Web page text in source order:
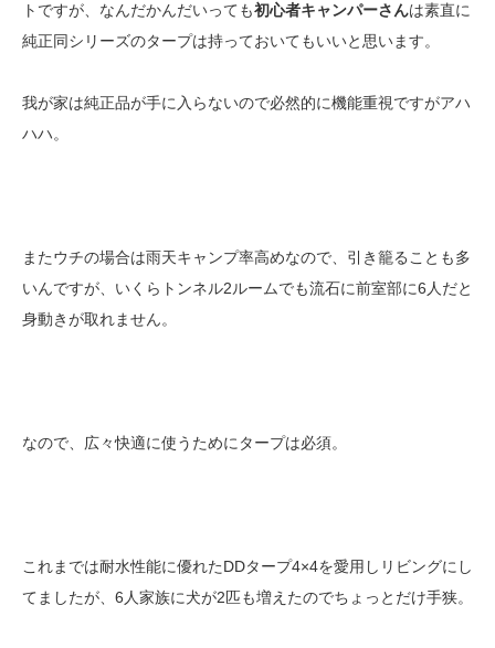
トですが、なんだかんだいっても初心者キャンパーさんは素直に
純正同シリーズのタープは持っておいてもいいと思います。
我が家は純正品が手に入らないので必然的に機能重視ですがアハ
ハハ。
またウチの場合は雨天キャンプ率高めなので、引き籠ることも多
いんですが、いくらトンネル2ルームでも流石に前室部に6人だと
身動きが取れません。
なので、広々快適に使うためにタープは必須。
これまでは耐水性能に優れたDDタープ4×4を愛用しリビングにし
てましたが、6人家族に犬が2匹も増えたのでちょっとだけ手狭。